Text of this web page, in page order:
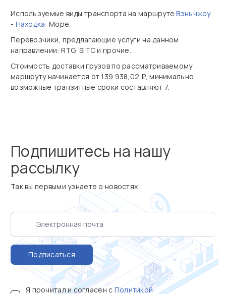
Используемые виды транспорта на маршрутеВэньчжоу
- Находка: Море.
Перевозчики, предлагающие услуги на данном
направлении: RTG, SITC и прочие.
Стоимость доставки грузов по рассматриваемому
маршруту начинается от 139 938,02 ₽, минимально
возможные транзитные сроки составляют 7.
Подпишитесь на нашу
рассылку
Так вы первыми узнаете о новостях
Подписаться
Я прочитал и согласен с Политикой